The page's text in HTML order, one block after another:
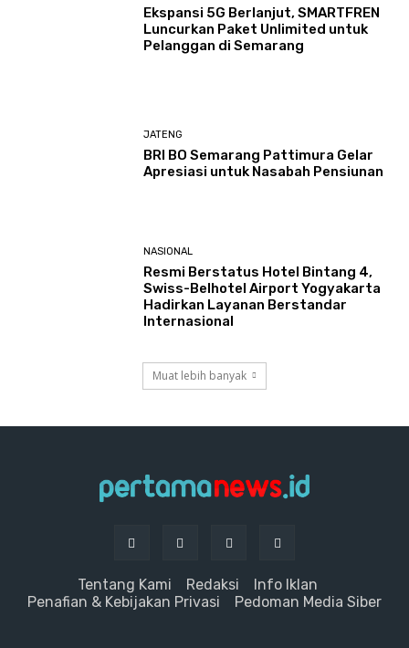
Ekspansi 5G Berlanjut, SMARTFREN
Luncurkan Paket Unlimited untuk
Pelanggan di Semarang
JATENG
BRI BO Semarang Pattimura Gelar
Apresiasi untuk Nasabah Pensiunan
NASIONAL
Resmi Berstatus Hotel Bintang 4,
Swiss-Belhotel Airport Yogyakarta
Hadirkan Layanan Berstandar
Internasional
Muat lebih banyak
Tentang Kami Redaksi
Info Iklan
Penafian & Kebijakan Privasi
Pedoman Media Siber